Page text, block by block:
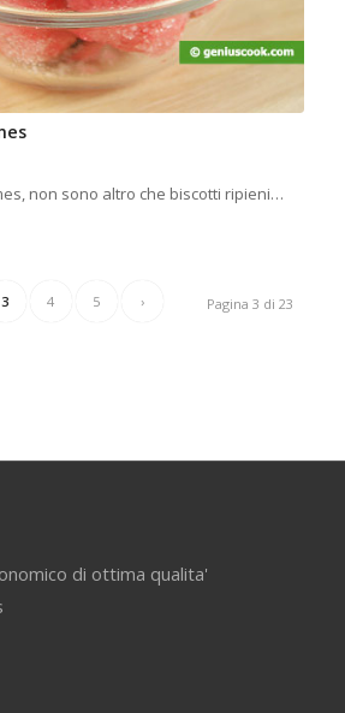
non sono altro che biscotti ripieni…
Pagina 3 di 23
3 4 5 ›
di ottima qualita'